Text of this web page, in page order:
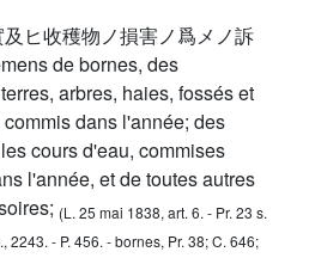
ヒ收穫物ノ損害ノ爲メノ訴
de bornes, des
arbres, haies, fossés et
dans l'année; des
cours d'eau, commises
l'année, et de toutes autres
(L. 25 mai 1838, art. 6. - Pr. 23 s.
2243. - P. 456. - bornes, Pr. 38; C. 646;